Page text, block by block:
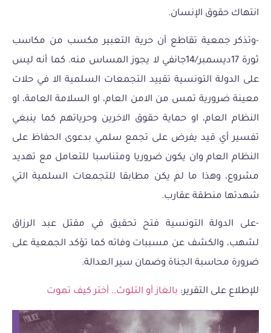
انتهاك حقوق الإنسان.
-وتذكر جمعية تقاطع أن حرية التعبير مكسب من مكاسب
ثورة 17ديسمبر/14جانفي لا يجوز المساس منه. كما أنه ليس
على الدولة التونسية تقييد التجمعات السلمية الا في حلات
معينة ضرورية تمس من الامن العام، او السلامة العامة، او
النظام العام، او حماية حقوق الاخرين وحرياتهم كما ينبغي
تفسير أي قيد يفرض على تجمع سلمي بدعوى الحفاظ على
النظام العام وان يكون ضروريا ومتناسبا للتعامل مع تهديد
مشروع، وهذا ما لم يكن مطابقا للتجمعات السلمية التي
شهدتها منطقة عقارب.
-على الدولة التونسية فتح تحقيق في مقتل عبد الرزاق
لشهب، والكشف عن مسببات وفاته كما تؤكد الجمعية على
ضرورة محاسبة الجناة وضمان سير العدالة.
للإطلاع على التقرير: بالغاز أو التلوث.. أختر كيف تموت